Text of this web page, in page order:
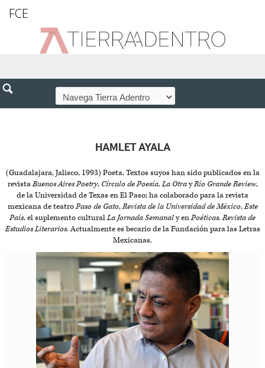
FCE
HAMLET AYALA
(Guadalajara, Jalisco, 1993) Poeta. Textos suyos han sido publicados en la
revistaBuenos Aires Poetry, Círculo de Poesía,La OtrayRío Grande Review,
de la Universidad de Texas en El Paso; ha colaborado para la revista
mexicana de teatroPaso de Gato,Revista de la Universidad de México,Este
País, el suplemento culturalLa Jornada Semanaly enPoéticas. Revista de
Estudios Literarios. Actualmente es becario de la Fundación para las Letras
Mexicanas.